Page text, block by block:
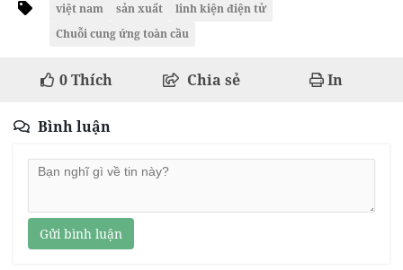
việt nam sản xuất
linh kiện điện tử
Chuỗi cung ứng toàn cầu
0Thích Chia sẻ In
Bình luận
Gửi bình luận